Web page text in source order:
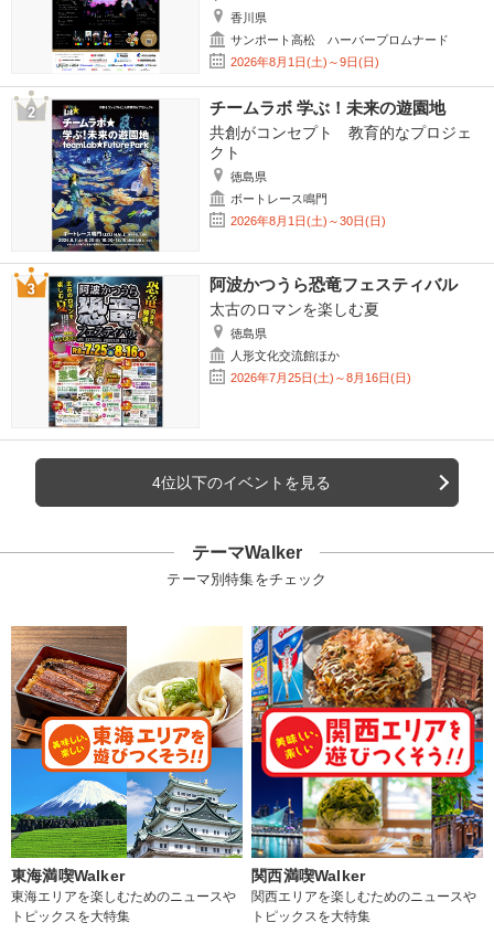
香川県
サンポート高松 ハーバープロムナード
2026年8月1日(土)～9日(日)
チームラボ 学ぶ！未来の遊園地
共創がコンセプト 教育的なプロジェ
クト
徳島県
ボートレース鳴門
2026年8月1日(土)～30日(日)
阿波かつうら恐竜フェスティバル
太古のロマンを楽しむ夏
徳島県
人形文化交流館ほか
2026年7月25日(土)～8月16日(日)
4位以下のイベントを見る
テーマWalker
テーマ別特集をチェック
東海満喫Walker
東海エリアを楽しむためのニュースや
トピックスを大特集
関西満喫Walker
関西エリアを楽しむためのニュースや
トピックスを大特集